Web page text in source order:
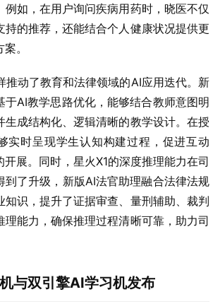
例如，在用户询问疾病用药时，晓医不仅
持的推荐，还能结合个人健康状况提供更
。
推动了教育和法律领域的AI应用迭代。新
于AI教学思路优化，能够结合教师意图明
生成结构化、逻辑清晰的教学设计。在授
实时呈现学生认知构建过程，促进互动
展。同时，星火X1的深度推理能力在司
到了升级，新版AI法官助理融合法律法规
知识，提升了证据审查、量刑辅助、裁判
理能力，确保推理过程清晰可靠，助力司
与双引擎AI学习机发布